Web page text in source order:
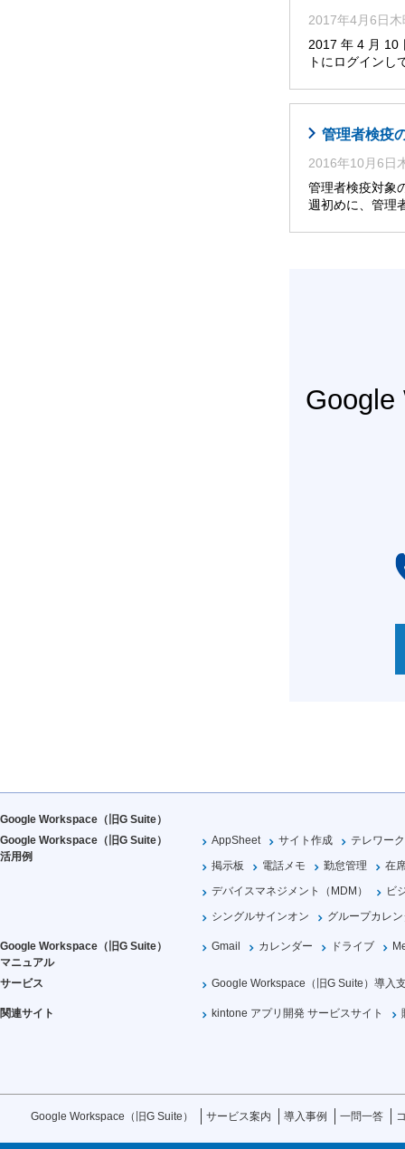
2017年4月6日木
2017 年 4 月 10
トにログイン
管理者検疫
2016年10月6日
管理者検疫対象
週初めに、管理
Google
Google Workspace（旧G Suite）
Google Workspace（旧G Suite）
活用例
AppSheet サイト作成
テレワーク
掲示板
電話メモ 勤怠管理
在
デバイスマネジメント（MDM）
ビ
シングルサインオン
グループカレ
Google Workspace（旧G Suite）
マニュアル
Gmail カレンダー ドライブ
サービス Google Workspace（旧G Suite）導入
関連サイト kintone アプリ開発 サービスサイト
Google Workspace（旧G Suite） サービス案内 導入事例 一問一答